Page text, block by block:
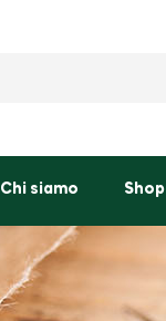
Chi siamo Shop